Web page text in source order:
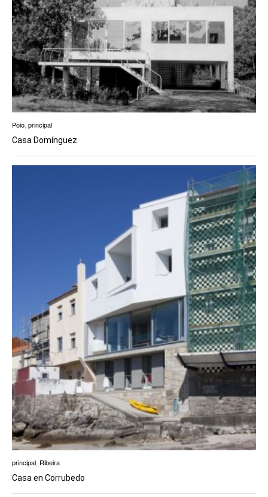
Poio principal
Casa Domínguez
principal Ribeira
Casa en Corrubedo